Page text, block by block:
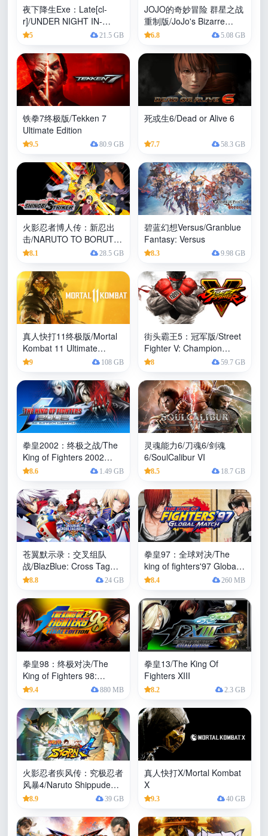
夜下降生Exe：Late[cl-
r]/UNDER NIGHT IN-
BIRTH Exe:Late[cl-r]
5 21.5 GB
JOJO的奇妙冒险 群星之战
重制版/JoJo's Bizarre
Adventure: All-Star Battle
6.8 5.08 GB
铁拳7终极版/Tekken 7
Ultimate Edition
9.5 80.9 GB
死或生6/Dead or Alive 6
7.7 58.3 GB
火影忍者博人传：新忍出
击/NARUTO TO BORUTO:
SHINOBI STRIKER
8.1 28.5 GB
碧蓝幻想Versus/Granblue
Fantasy: Versus
8.3 9.98 GB
真人快打11终极版/Mortal
Kombat 11 Ultimate
Edition
9 108 GB
街头霸王5：冠军版/Street
Fighter V: Champion
Edition
8 59.7 GB
拳皇2002：终极之战/The
King of Fighters 2002
Unlimited Match
8.6 1.49 GB
灵魂能力6/刀魂6/剑魂
6/SoulCalibur VI
8.5 18.7 GB
苍翼默示录：交叉组队
战/BlazBlue: Cross Tag
Battle
8.8 24 GB
拳皇97：全球对决/The
king of fighters'97 Global
Match
8.4 260 MB
拳皇98：终极对决/The
King of Fighters 98:
Ultimate Match
9.4 880 MB
拳皇13/The King Of
Fighters XIII
8.2 2.3 GB
火影忍者疾风传：究极忍者
风暴4/Naruto Shippuden:
Ultimate Ninja Storm 4
8.9 39 GB
真人快打X/Mortal Kombat
X
9.3 40 GB